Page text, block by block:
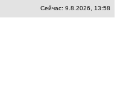
Сейчас: 9.8.2026, 13:58